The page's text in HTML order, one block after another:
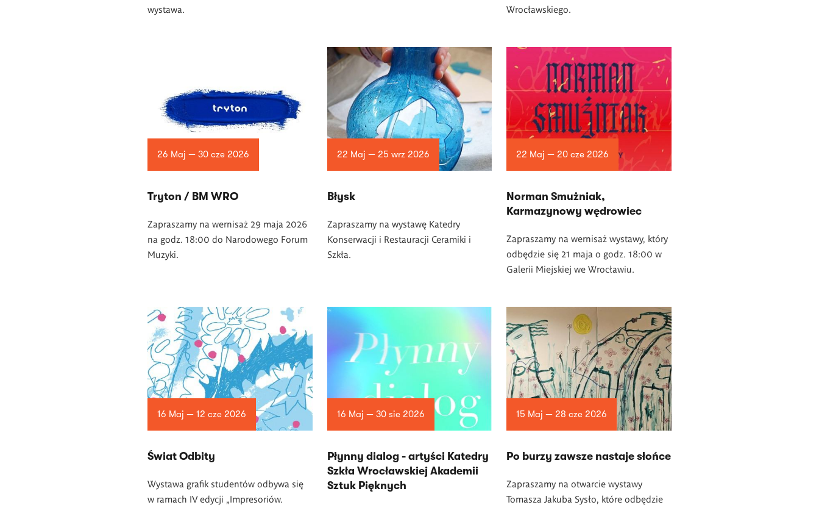
wystawa.
Wrocławskiego.
26 Maj — 30 cze 2026
Tryton / BM WRO
Zapraszamy na wernisaż 29 maja 2026
na godz. 18:00 do Narodowego Forum
Muzyki.
22 Maj — 25 wrz 2026
Błysk
Zapraszamy na wystawę Katedry
Konserwacji i Restauracji Ceramiki i
Szkła.
22 Maj — 20 cze 2026
Norman Smużniak,
Karmazynowy wędrowiec
Zapraszamy na wernisaż wystawy, który
odbędzie się 21 maja o godz. 18:00 w
Galerii Miejskiej we Wrocławiu.
16 Maj — 12 cze 2026
Świat Odbity
Wystawa grafik studentów odbywa się
w ramach IV edycji „Impresoriów.
16 Maj — 30 sie 2026
Płynny dialog - artyści Katedry
Szkła Wrocławskiej Akademii
Sztuk Pięknych
15 Maj — 28 cze 2026
Po burzy zawsze nastaje słońce
Zapraszamy na otwarcie wystawy
Tomasza Jakuba Sysło, które odbędzie